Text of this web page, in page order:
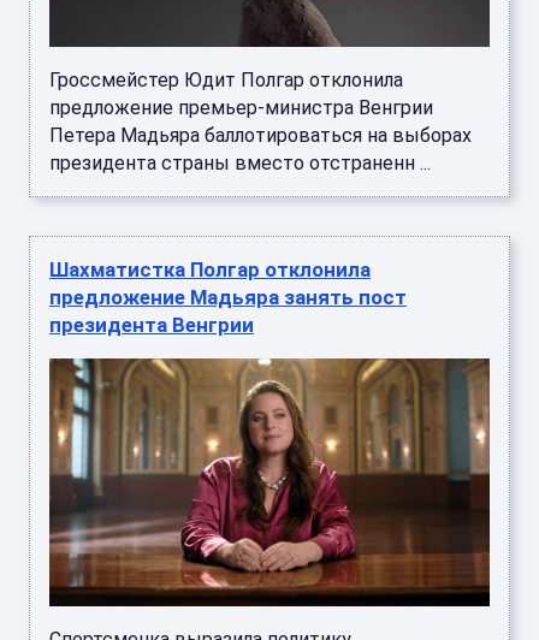
Гроссмейстер Юдит Полгар отклонила
предложение премьер-министра Венгрии
Петера Мадьяра баллотироваться на выборах
президента страны вместо отстраненн ...
Шахматистка Полгар отклонила
предложение Мадьяра занять пост
президента Венгрии